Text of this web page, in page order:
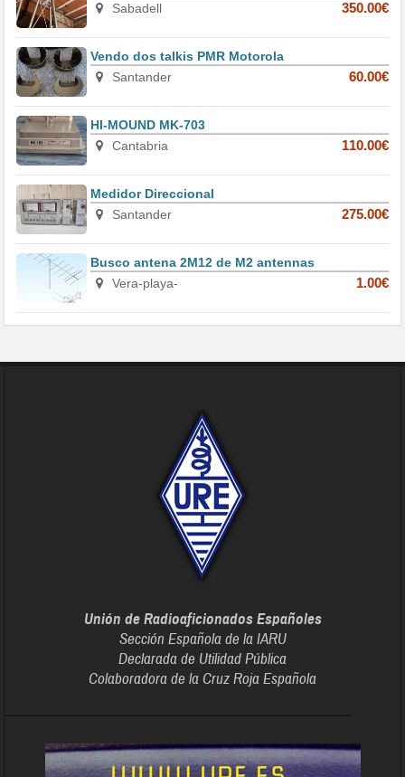
Sabadell
350.00€
Vendo dos talkis PMR Motorola
Santander
60.00€
HI-MOUND MK-703
Cantabria
110.00€
Medidor Direccional
Santander
275.00€
Busco antena 2M12 de M2 antennas
Vera-playa-
1.00€
Unión de Radioaficionados Españoles
Sección Española de la IARU
Declarada de Utilidad Pública
Colaboradora de la Cruz Roja Española